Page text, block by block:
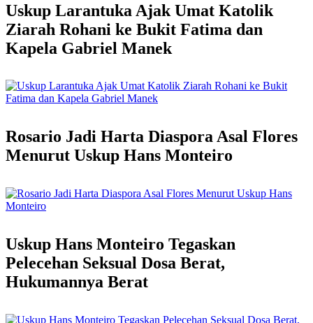
Uskup Larantuka Ajak Umat Katolik
Ziarah Rohani ke Bukit Fatima dan
Kapela Gabriel Manek
Rosario Jadi Harta Diaspora Asal Flores
Menurut Uskup Hans Monteiro
Uskup Hans Monteiro Tegaskan
Pelecehan Seksual Dosa Berat,
Hukumannya Berat